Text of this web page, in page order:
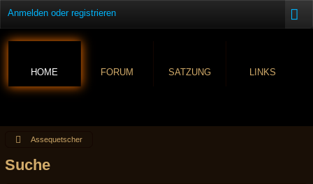
Anmelden oder registrieren
HOME FORUM SATZUNG LINKS
Assequetscher
Suche